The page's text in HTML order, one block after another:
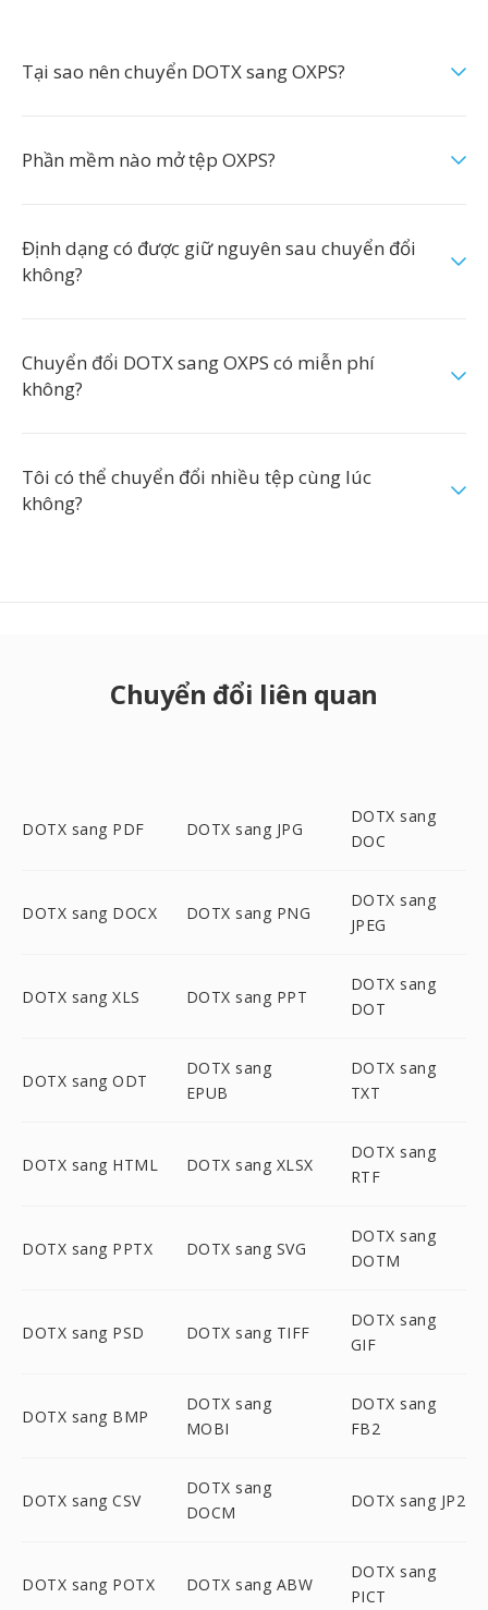
Tại sao nên chuyển DOTX sang OXPS?
Phần mềm nào mở tệp OXPS?
Định dạng có được giữ nguyên sau chuyển đổi
không?
Chuyển đổi DOTX sang OXPS có miễn phí
không?
Tôi có thể chuyển đổi nhiều tệp cùng lúc
không?
Chuyển đổi liên quan
DOTX sang PDF DOTX sang JPG
DOTX sang
DOC
DOTX sang DOCX DOTX sang PNG
DOTX sang
JPEG
DOTX sang XLS DOTX sang PPT
DOTX sang
DOT
DOTX sang ODT
DOTX sang
EPUB
DOTX sang
TXT
DOTX sang HTML DOTX sang XLSX
DOTX sang
RTF
DOTX sang PPTX DOTX sang SVG
DOTX sang
DOTM
DOTX sang PSD DOTX sang TIFF
DOTX sang
GIF
DOTX sang BMP
DOTX sang
MOBI
DOTX sang
FB2
DOTX sang CSV
DOTX sang
DOCM
DOTX sang JP2
DOTX sang POTX DOTX sang ABW
DOTX sang
PICT